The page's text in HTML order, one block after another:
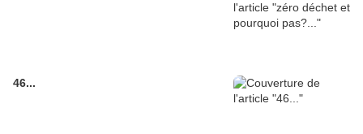
46...